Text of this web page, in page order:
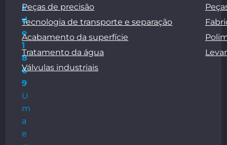
s
d
e
1
8
6
9
U
m
a
e
Peças de precisão
Tecnologia de transporte e separação
Acabamento da superfície
Tratamento da água
Válvulas industriais